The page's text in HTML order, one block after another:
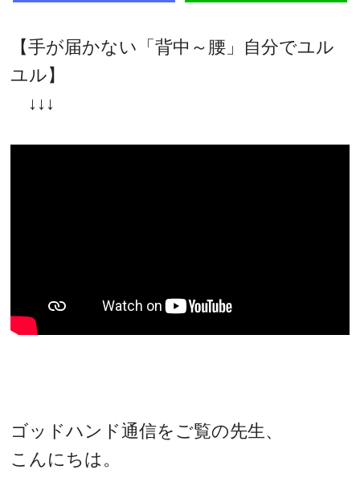
【手が届かない「背中～腰」自分でユル
ユル】
↓↓↓
ゴッドハンド通信をご覧の先生、
こんにちは。